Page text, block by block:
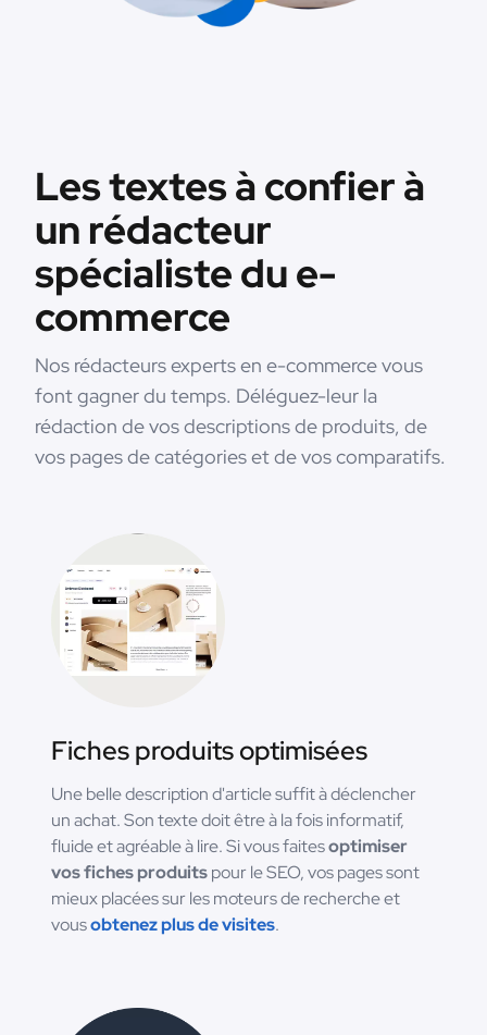
Les textes à confier à
un rédacteur
spécialiste du e-
commerce
Nos rédacteurs experts en e-commerce vous
font gagner du temps. Déléguez-leur la
rédaction de vos descriptions de produits, de
vos pages de catégories et de vos comparatifs.
Fiches produits optimisées
Une belle description d'article suffit à déclencher
un achat. Son texte doit être à la fois informatif,
fluide et agréable à lire. Si vous faitesoptimiser
vos fiches produitspour le SEO, vos pages sont
mieux placées sur les moteurs de recherche et
vousobtenez plus de visites.